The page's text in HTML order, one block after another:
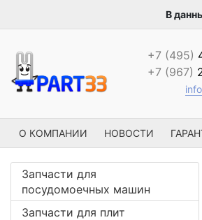
В
+7 (495)
+7 (967)
О КОМПАНИИ НОВОСТИ
Запчасти для
посудомоечных машин
Запчасти для плит